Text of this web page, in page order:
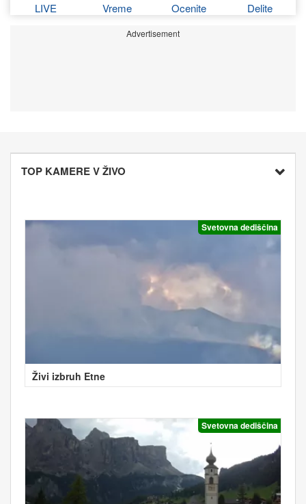
LIVE Vreme Ocenite Delite
Advertisement
TOP KAMERE V ŽIVO
Svetovna dediščina
Živi izbruh Etne
Svetovna dediščina